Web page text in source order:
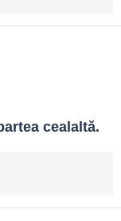
cealaltă.